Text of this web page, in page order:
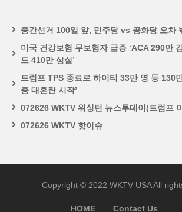
중간선거 100일 앞, 민주당 vs 공화당 오차
미국 건강보험 무보험자 급증 ‘ACA 290만
드 410만 상실’
트럼프 TPS 종료로 하이티 33만 명 등 130
종 대혼란 시작’
072626 WKTV 워싱턴 뉴스투데이(트럼프
072626 WKTV 핫이슈
Copyright © 2022 WKTV USA All
HOME Contact Us